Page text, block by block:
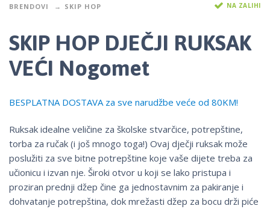
BRENDOVI SKIP HOP NA ZALIHI
SKIP HOP DJEČJI RUKSAK
VEĆI Nogomet
BESPLATNA DOSTAVA za sve narudžbe veće od 80KM!
Ruksak idealne veličine za školske stvarčice, potrepštine,
torba za ručak (i još mnogo toga!) Ovaj dječji ruksak može
poslužiti za sve bitne potrepštine koje vaše dijete treba za
učionicu i izvan nje. Široki otvor u koji se lako pristupa i
proziran prednji džep čine ga jednostavnim za pakiranje i
dohvatanje potrepština, dok mrežasti džep za bocu drži piće